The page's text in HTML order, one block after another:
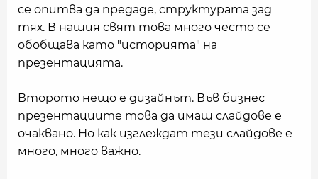
се опитва да предаде, структурата зад
тях. В нашия свят това много често се
обобщава като "историята" на
презентацията.
Второто нещо е дизайнът. Във бизнес
презентациите това да имаш слайдове е
очаквано. Но как изглеждат тези слайдове е
много, много важно.